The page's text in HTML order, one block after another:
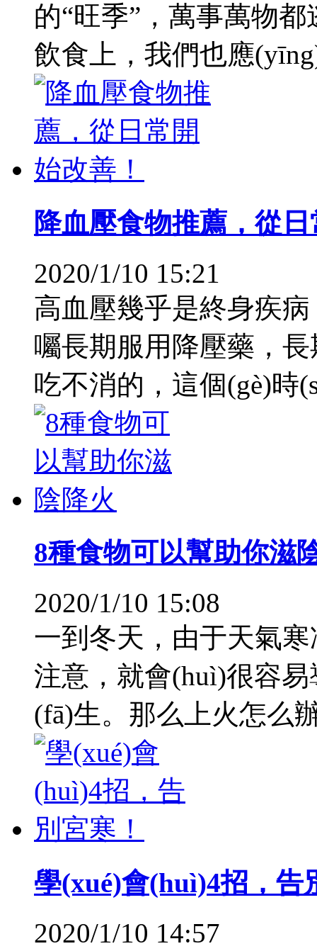
的“旺季”，萬事萬物
飲食上，我們也應
降血壓食物推薦，從
2020/1/10 15:21
高血壓幾乎是終身疾
囑長期服用降壓藥，
吃不消的，這個(gè)時
8種食物可以幫助你滋
2020/1/10 15:08
一到冬天，由于天氣
注意，就會(huì)很容
(fā)生。那么上火怎么
學(xué)會(huì)4招，告
2020/1/10 14:57